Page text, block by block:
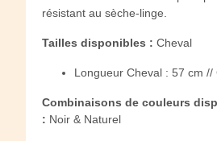
résistant au sèche-linge.
Tailles disponibles : Cheval
Longueur Cheval : 57 cm //
Combinaisons de couleurs
: Noir & Naturel